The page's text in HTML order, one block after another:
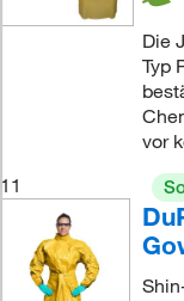
Die
Typ
vor
11